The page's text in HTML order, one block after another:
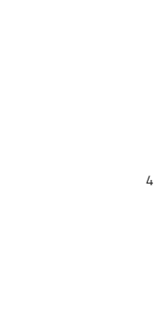
بنسختين احدهما 32 جيجا ذاكرة تخزين داخلية مع 3 جيجا من الرام ونسخة اخري اعلي بذاكرة تخزين 64 جيجا ورام 4